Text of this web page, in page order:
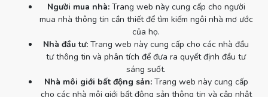
Người mua nhà:Trang web này cung cấp cho người
mua nhà thông tin cần thiết để tìm kiếm ngôi nhà mơ ước
của họ.
Nhà đầu tư: Trang web này cung cấp cho các nhà đầu
tư thông tin và phân tích để đưa ra quyết định đầu tư
sáng suốt.
Nhà môi giới bất động sản:Trang web này cung cấp
cho các nhà môi giới bất động sản thông tin và cập nhật